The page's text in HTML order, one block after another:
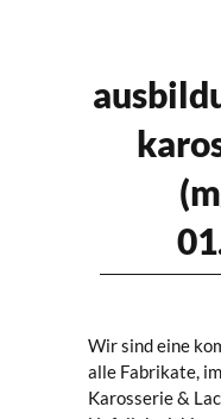
Wir sind eine
alle Fabrikate,
Karosserie &